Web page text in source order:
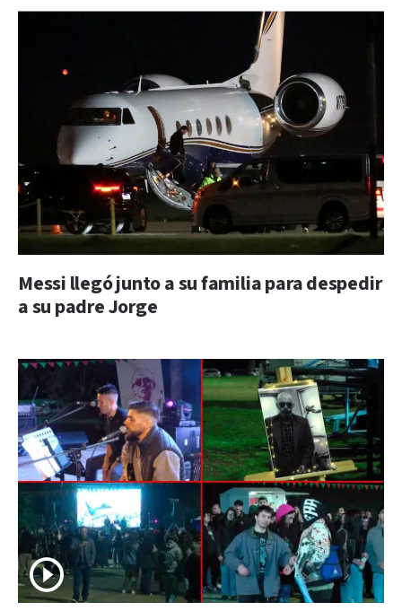
Messi llegó junto a su familia para despedir
a su padre Jorge